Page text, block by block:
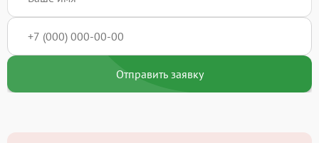
Отправить заявку